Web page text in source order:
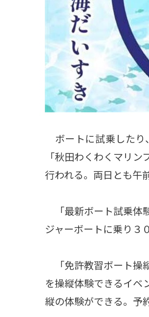
ボートに試乗したり
「秋田わくわくマリ
行われる。両日とも午
「最新ボート試乗体
ジャーボートに乗り３
「免許教習ボート操
を操縦体験できるイベ
縦の体験ができる。予
ご当地グルメ